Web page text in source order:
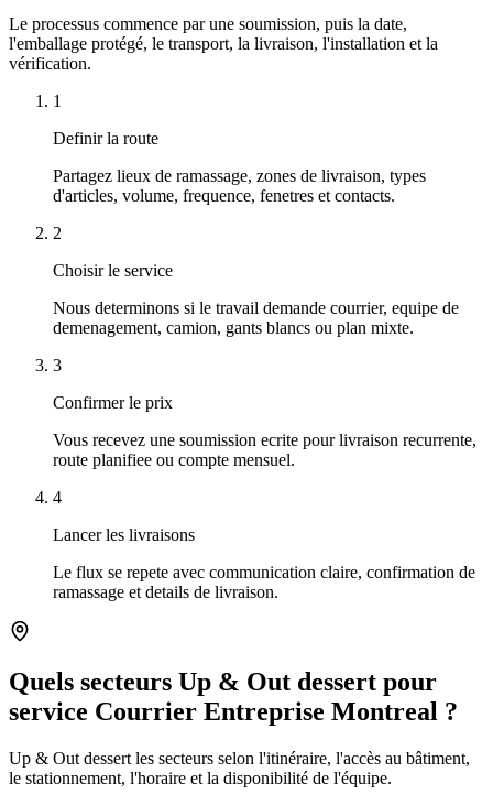
Le processus commence par une soumission, puis la date,
l'emballage protégé, le transport, la livraison, l'installation et la
vérification.
1
Definir la route
Partagez lieux de ramassage, zones de livraison, types
d'articles, volume, frequence, fenetres et contacts.
2
Choisir le service
Nous determinons si le travail demande courrier, equipe de
demenagement, camion, gants blancs ou plan mixte.
3
Confirmer le prix
Vous recevez une soumission ecrite pour livraison recurrente,
route planifiee ou compte mensuel.
4
Lancer les livraisons
Le flux se repete avec communication claire, confirmation de
ramassage et details de livraison.
Quels secteurs Up & Out dessert pour
service Courrier Entreprise Montreal ?
Up & Out dessert les secteurs selon l'itinéraire, l'accès au bâtiment,
le stationnement, l'horaire et la disponibilité de l'équipe.